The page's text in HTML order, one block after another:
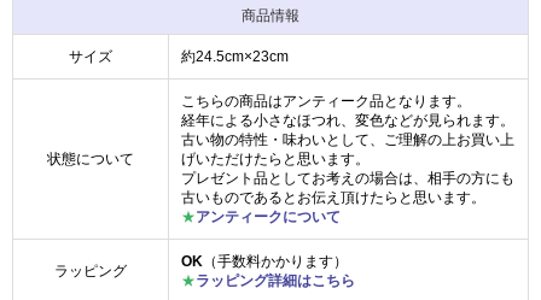
商品情報
サイズ 約24.5cm×23cm
状態について
こちらの商品はアンティーク品となります。
経年による小さなほつれ、変色などが見られます。
古い物の特性・味わいとして、ご理解の上お買い上
げいただけたらと思います。
プレゼント品としてお考えの場合は、相手の方にも
古いものであるとお伝え頂けたらと思います。
★アンティークについて
ラッピング
OK （手数料かかります）
★ラッピング詳細はこちら